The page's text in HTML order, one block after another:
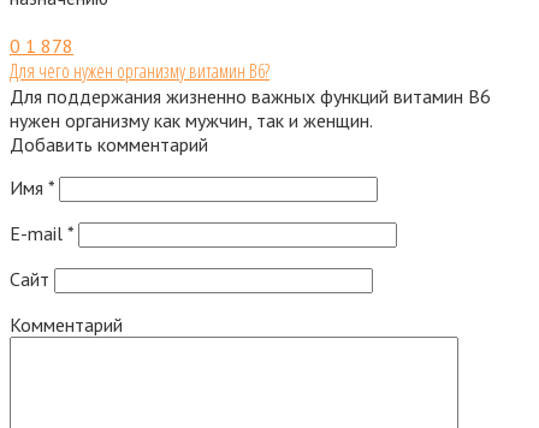
0 1 878
Для чего нужен организму витамин В6?
Для поддержания жизненно важных функций витамин В6
нужен организму как мужчин, так и женщин.
Добавить комментарий
Имя *
E-mail *
Сайт
Комментарий